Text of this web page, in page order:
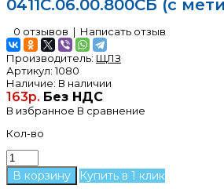
0411С.06.00.800СБ (с
0 отзывов | Написать отзыв
Производитель: ЩЛЗ
Артикул:1080
Наличие: В наличии
163р. Без НДС
В избранное В сравнение
Кол-во
Купить в 1 клик